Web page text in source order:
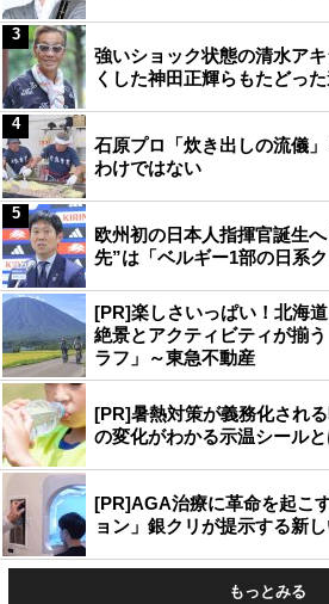
強いショック状態の清水ア
くした神田正輝らもたどっ
3
石原プロ「炊き出しの流儀
わけではない
4
欧州初の日本人指揮官誕生
先”は「ベルギー1部の日系
5
[PR]楽しさいっぱい！北海
絶景とアクティビティが揃
ラフ」～東急不動産
[PR]暑熱対策が義務化され
の変化がわかる示温シール
[PR]AGA治療に革命を起こ
ョン」銀クリが提示する新
もっとみる